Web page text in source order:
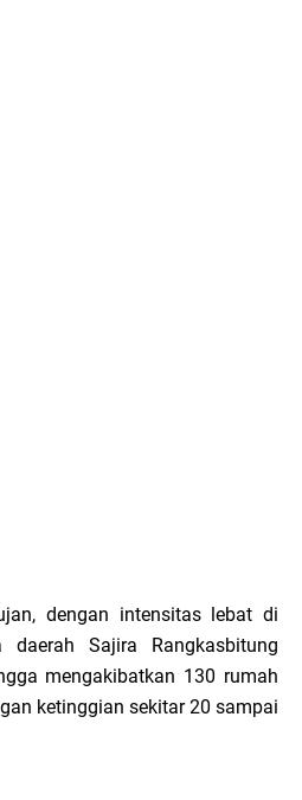
dengan intensitas lebat di
Sajira Rangkasbitung
mengakibatkan 130 rumah
ketinggian sekitar 20 sampai